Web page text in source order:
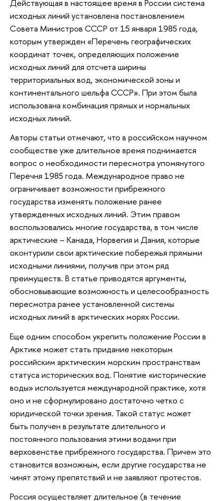
Действующая в настоящее время в России система
исходных линий установлена постановлением
Совета Министров СССР от 15 января 1985 года,
которым утвержден «Перечень географических
координат точек, определяющих положение
исходных линий для отсчета ширины
территориальных вод, экономической зоны и
континентального шельфа СССР». При этом была
использована комбинация прямых и нормальных
исходных линий.
Авторы статьи отмечают, что в российском научном
сообществе уже длительное время поднимается
вопрос о необходимости пересмотра упомянутого
Перечня 1985 года. Международное право не
ограничивает возможности прибрежного
государства изменять положение ранее
утвержденных исходных линий. Этим правом
воспользовались многие государства, в том числе
арктические – Канада, Норвегия и Дания, которые
оконтурили свои арктические побережья прямыми
исходными линиями, получив при этом ряд
преимуществ. В статье приводятся аргументы,
обосновывающие возможность и целесообразность
пересмотра ранее установленной системы
исходных линий в арктических морях России.
Еще одним способом укрепить положение России в
Арктике может стать придание некоторым
российским арктическим морским пространствам
статуса исторических вод. Понятие «исторические
воды» используется международной практике, хотя
оно и не сформулировано достаточно четко с
юридической точки зрения. Такой статус может
быть получен в результате длительного и
постоянного пользования этими водами при
верховенстве прибрежного государства. Причем это
становится возможным, если другие государства не
чинят этому препятствий и не заявляют протестов.
Россия осуществляет длительное (в течение